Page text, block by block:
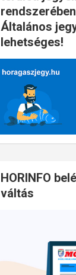
Általános
lehetséges!
HORINFO
váltás